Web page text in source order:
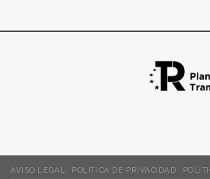
AVISO LEGAL POLÍTICA DE PRIVACIDAD